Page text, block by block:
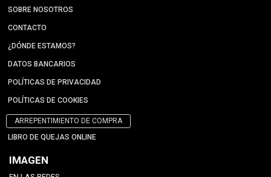
SOBRE NOSOTROS
CONTACTO
¿DÓNDE ESTAMOS?
DATOS BANCARIOS
POLÍTICAS DE PRIVACIDAD
POLÍTICAS DE COOKIES
ARREPENTIMIENTO DE COMPRA
LIBRO DE QUEJAS ONLINE
IMAGEN